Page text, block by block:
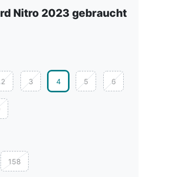
Nitro 2023 gebraucht
2 3 4 5 6
158